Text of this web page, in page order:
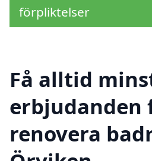
förpliktelser
Få alltid
erbjudanden
renovera